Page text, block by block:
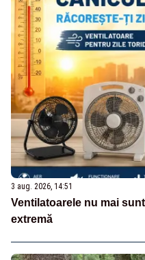
3 aug. 2026, 14:51
Ventilatoarele nu mai
extremă